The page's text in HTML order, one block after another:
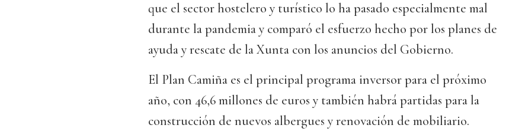
que el sector hostelero y turístico lo ha pasado especialmente mal
durante la pandemia y comparó el esfuerzo hecho por los planes de
ayuda y rescate de la Xunta con los anuncios del Gobierno.
El Plan Camiña es el principal programa inversor para el próximo
año, con 46,6 millones de euros y también habrá partidas para la
construcción de nuevos albergues y renovación de mobiliario.